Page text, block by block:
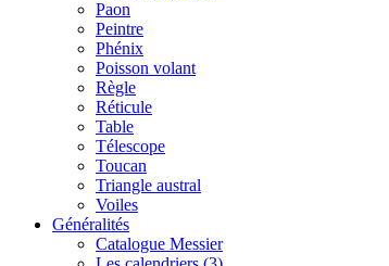
Paon
Peintre
Phénix
Poisson volant
Règle
Réticule
Table
Télescope
Toucan
Triangle austral
Voiles
Généralités
Catalogue Messier